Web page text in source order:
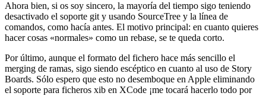
Ahora bien, si os soy sincero, la mayoría del tiempo sigo teniendo
desactivado el soporte git y usando SourceTree y la línea de
comandos, como hacía antes. El motivo principal: en cuanto quieres
hacer cosas «normales» como un rebase, se te queda corto.
Por último, aunque el formato del fichero hace más sencillo el
merging de ramas, sigo siendo escéptico en cuanto al uso de Story
Boards. Sólo espero que esto no desemboque en Apple eliminando
el soporte para ficheros xib en XCode ¡me tocará hacerlo todo por